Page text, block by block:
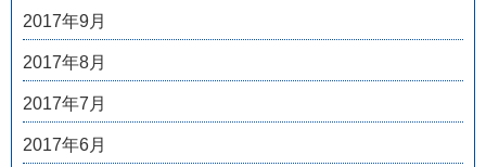
2017年9月
2017年8月
2017年7月
2017年6月